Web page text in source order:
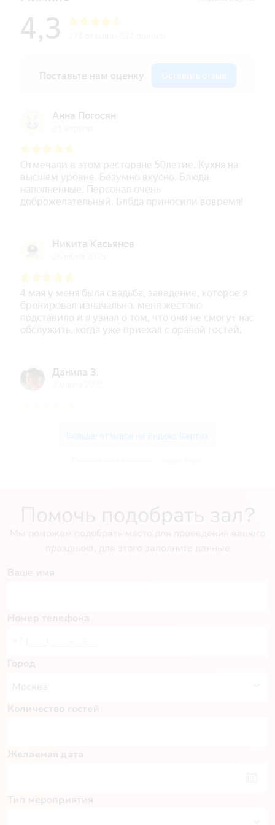
Помочь подобрать зал?
Мы поможем подобрать место для проведения вашего
праздника, для этого заполните данные
Ваше имя
Номер телефона
Город
Количество гостей
Желаемая дата
Тип мероприятия